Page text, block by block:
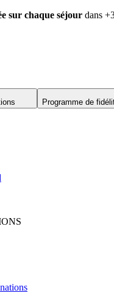
sur chaque séjour dans
Programme de